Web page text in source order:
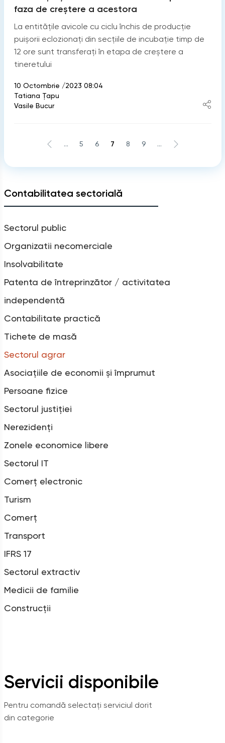
Contabilitatea sectorială
Sectorul public
Organizatii necomerciale
Insolvabilitate
Patenta de întreprinzător / activitatea
independentă
Contabilitate practică
Tichete de masă
Sectorul agrar
Asociațiile de economii și împrumut
Persoane fizice
Sectorul justiției
Nerezidenți
Zonele economice libere
Sectorul IT
Comerț electronic
Turism
Comerț
Transport
IFRS 17
Sectorul extractiv
Medicii de familie
Construcții
Servicii disponibile
Pentru comandă selectați serviciul dorit
din categorie
faza de creștere a acestora
La entitățile avicole cu ciclu închis de producție
puișorii eclozionați din secțiile de incubație timp de
12 ore sunt transferați în etapa de creștere a
tineretului
10 Octombrie /2023 08:04
Tatiana Țapu
Vasile Bucur
... 5 6 7 8 9 ...